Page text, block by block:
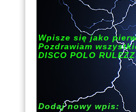
Wpisze się jako
Pozdrawiam
DISCO POLO RULEZZ
Dodaj nowy wpis: